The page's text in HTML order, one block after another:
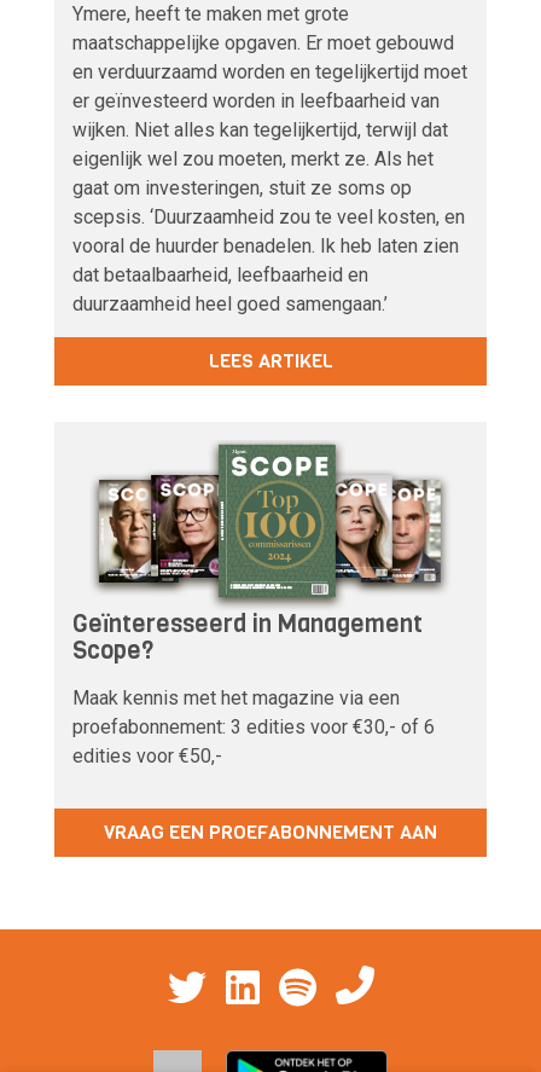
Ymere, heeft te maken met grote
maatschappelijke opgaven. Er moet gebouwd
en verduurzaamd worden en tegelijkertijd moet
er geïnvesteerd worden in leefbaarheid van
wijken. Niet alles kan tegelijkertijd, terwijl dat
eigenlijk wel zou moeten, merkt ze. Als het
gaat om investeringen, stuit ze soms op
scepsis. ‘Duurzaamheid zou te veel kosten, en
vooral de huurder benadelen. Ik heb laten zien
dat betaalbaarheid, leefbaarheid en
duurzaamheid heel goed samengaan.’
LEES ARTIKEL
Geïnteresseerd in Management
Scope?
Maak kennis met het magazine via een
proefabonnement: 3 edities voor €30,- of 6
edities voor €50,-
VRAAG EEN PROEFABONNEMENT AAN